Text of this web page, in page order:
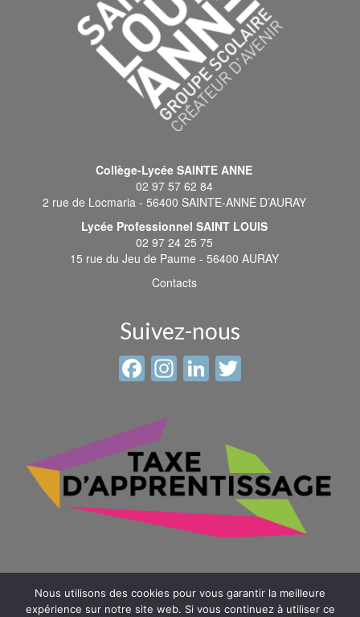
Collège-Lycée SAINTE ANNE
02 97 57 62 84
2 rue de Locmaria - 56400 SAINTE-ANNE D’AURAY
Lycée Professionnel SAINT LOUIS
02 97 24 25 75
15 rue du Jeu de Paume - 56400 AURAY
Contacts
Suivez-nous
Facebook
Instagram
LinkedIn
Nous utilisons des cookies pour vous garantir la meilleure
expérience sur notre site web. Si vous continuez à utiliser ce